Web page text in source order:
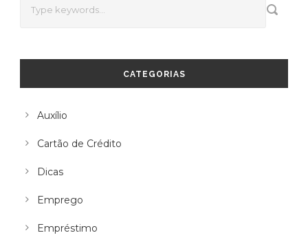
CATEGORIAS
Auxílio
Cartão de Crédito
Dicas
Emprego
Empréstimo